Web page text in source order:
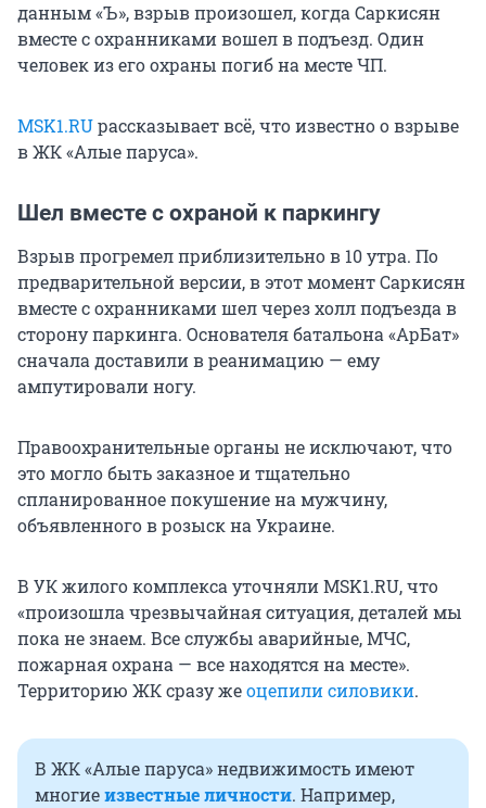
данным «Ъ», взрыв произошел, когда Саркисян
вместе с охранниками вошел в подъезд. Один
человек из его охраны погиб на месте ЧП.
MSK1.RUрассказывает всё, что известно о взрыве
в ЖК «Алые паруса».
Шел вместе с охраной к паркингу
Взрыв прогремел приблизительно в 10 утра. По
предварительной версии, в этот момент Саркисян
вместе с охранниками шел через холл подъезда в
сторону паркинга. Основателя батальона «АрБат»
сначала доставили в реанимацию — ему
ампутировали ногу.
Правоохранительные органы не исключают, что
это могло быть заказное и тщательно
спланированное покушение на мужчину,
объявленного в розыск на Украине.
В УК жилого комплекса уточняли MSK1.RU, что
«произошла чрезвычайная ситуация, деталей мы
пока не знаем. Все службы аварийные, МЧС,
пожарная охрана — все находятся на месте».
Территорию ЖК сразу жеоцепили силовики.
В ЖК «Алые паруса» недвижимость имеют
многиеизвестные личности. Например,